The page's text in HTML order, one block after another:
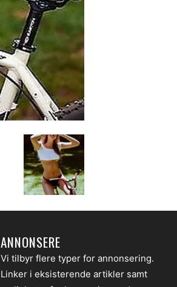
ANNONSERE
Vi tilbyr flere typer for annonsering.
Linker i eksisterende artikler samt